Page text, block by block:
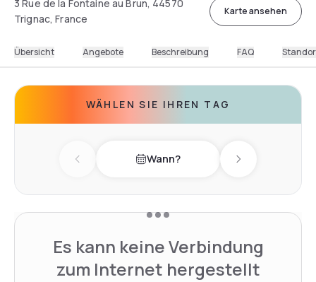
3 Rue de la Fontaine au Brun, 44570
Trignac, France
Karte ansehen
Übersicht Angebote Beschreibung FAQ
WÄHLEN SIE IHREN TAG
Previous day Wann? Next day
Es kann keine Verbindung
zum Internet hergestellt